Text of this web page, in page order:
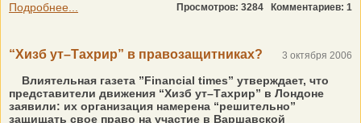
Подробнее...
Просмотров: 3284 Комментариев: 1
“Хизб ут–Тахрир” в правозащитниках? 3 октября 2006
Влиятельная газета ”Financial times” утверждает, что
представители движения “Хизб ут–Тахрир” в Лондоне
заявили: их организация намерена “решительно”
защищать свое право на участие в Варшавской